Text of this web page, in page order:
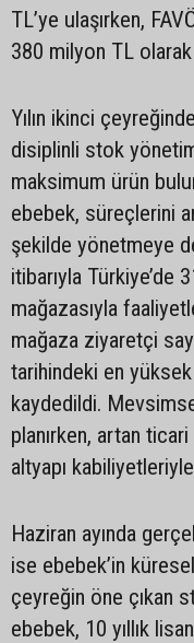
TL’ye ulaşırken,
380 milyon TL
Yılın ikinci
disiplinli stok
maksimum ürün
ebebek, süreçlerini
şekilde yönetmeye
itibarıyla Türkiye’de
mağazasıyla
mağaza ziyaretçi
tarihindeki en
kaydedildi.
planırken, artan
altyapı
Haziran ayında
ise ebebek’in
çeyreğin öne çıkan
ebebek, 10 yıllık